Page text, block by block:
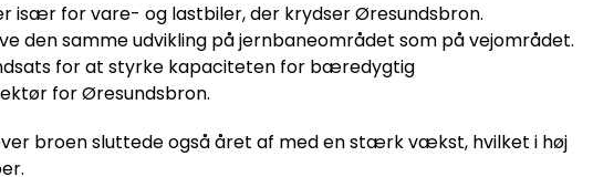
for vare- og lastbiler, der krydser Øresundsbron.
den samme udvikling på jernbaneområdet som på vejområdet.
for at styrke kapaciteten for bæredygtig
for Øresundsbron.
broen sluttede også året af med en stærk vækst, hvilket i høj